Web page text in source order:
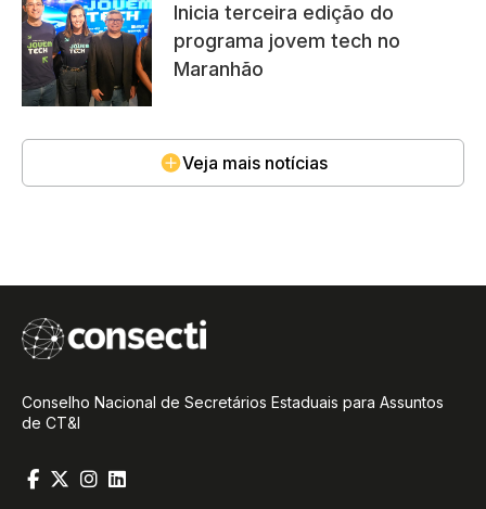
Inicia terceira edição do
programa jovem tech no
Maranhão
Veja mais notícias
Conselho Nacional de Secretários Estaduais para Assuntos
de CT&I